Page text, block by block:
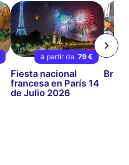
a partir de 79 €
Fiesta nacional
francesa en París 14
de Julio 2026